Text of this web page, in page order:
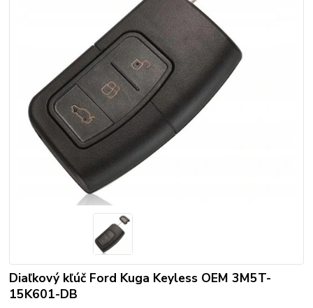
Diaľkový kľúč Ford Kuga Keyless OEM 3M5T-
15K601-DB